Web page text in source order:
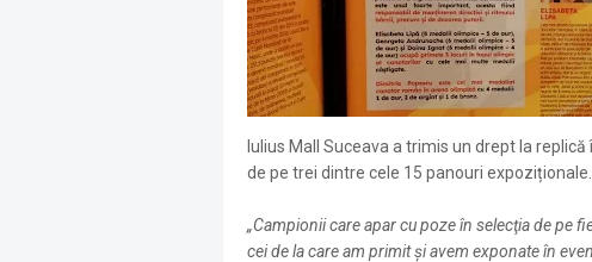
Iulius Mall Suceava a trimis un drept la
de pe trei dintre cele 15 panouri expoziționale.
„Campionii care apar cu poze în selecţia de pe
cei de la care am primit şi avem exponate în